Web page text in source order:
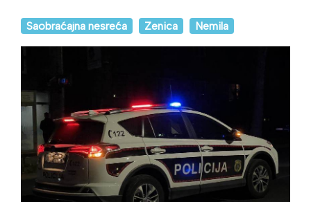
Saobraćajna nesreća Zenica Nemila